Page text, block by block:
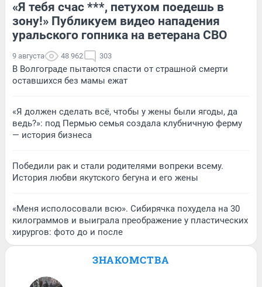
«Я тебя счас ***, петухом поедешь в
зону!» Публикуем видео нападения
уральского гопника на ветерана СВО
9 августа 48 962 303
В Волгограде пытаются спасти от страшной смерти
оставшихся без мамы ежат
«Я должен сделать всё, чтобы у жены были ягоды, да
ведь?»: под Пермью семья создала клубничную ферму
— история бизнеса
Победили рак и стали родителями вопреки всему.
История любви якутского бегуна и его жены
«Меня исполосовали всю». Сибирячка похудела на 30
килограммов и выиграла преображение у пластических
хирургов: фото до и после
ЗНАКОМСТВА